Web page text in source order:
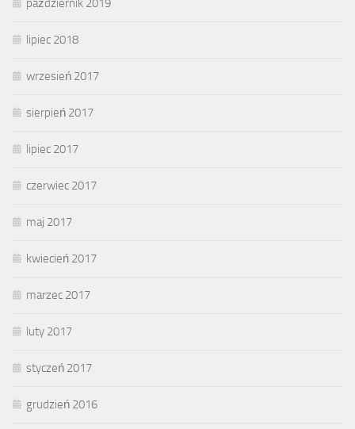
październik 2019
lipiec 2018
wrzesień 2017
sierpień 2017
lipiec 2017
czerwiec 2017
maj 2017
kwiecień 2017
marzec 2017
luty 2017
styczeń 2017
grudzień 2016